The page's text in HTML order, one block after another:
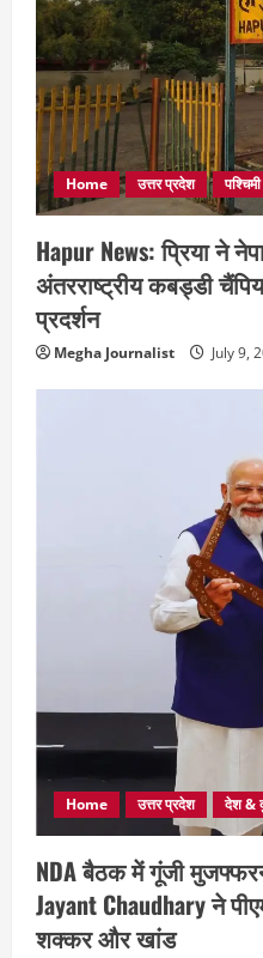
Home उत्तर प्रदेश
Hapur News: प्रिया ने
अंतरराष्ट्रीय कबड्डी
प्रदर्शन
Megha Journalist July 9,
Home उत्तर प्रदेश देश &
NDA बैठक में गूंजी
Jayant Chaudhary ने
शक्कर और खांड